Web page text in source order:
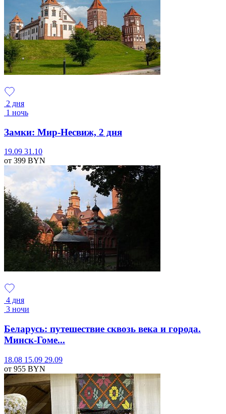
2 дня
1 ночь
Замки: Мир-Несвиж, 2 дня
19.09 31.10
от 399 BYN
4 дня
3 ночи
Беларусь: путешествие сквозь века и города.
Минск-Гоме...
18.08 15.09 29.09
от 955 BYN